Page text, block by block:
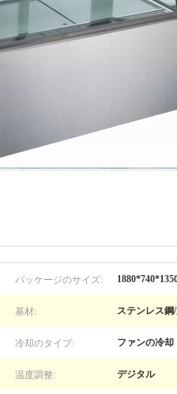
パッケージのサイズ:
基材: ステンレス鋼
冷却のタイプ: ファンの冷却
温度調整: デジタル